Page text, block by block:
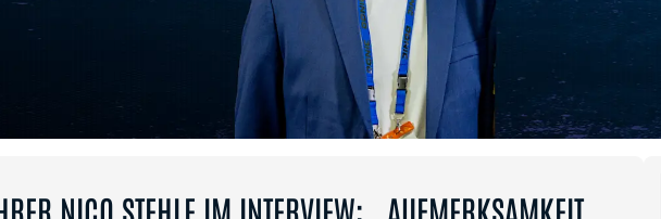
NICO STEHLE IM INTERVIEW: „AUFMERKSAMKEIT